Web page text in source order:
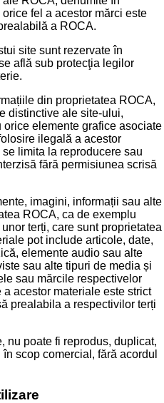
fel a acestor mărci este
a ROCA.
site sunt rezervate în
află sub protecţia legilor
din proprietatea ROCA,
distinctive ale site-ului,
elemente grafice asociate
ilegală a acestor
limita la reproducere sau
fără permisiunea scrisă
imagini, informații sau alte
ROCA, ca de exemplu
terți, care sunt proprietatea
pot include articole, date,
elemente audio sau alte
sau alte tipuri de media și
sau mărcile respectivelor
acestor materiale este strict
prealabila a respectivilor terți
nu poate fi reprodus, duplicat,
scop comercial, fără acordul